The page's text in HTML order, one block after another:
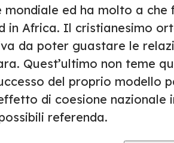
mondiale ed ha molto a
in Africa. Il cristianesimo
da poter guastare le
Quest’ultimo non teme
del proprio modello
di coesione
referenda.